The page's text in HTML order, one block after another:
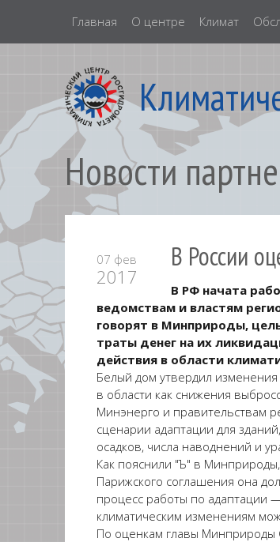
Главная О центре Климат
Новости
07 фев
2017
В России
В РФ начата
ведомствам и властям
говорят в Минприроды,
траты денег на их
действия в области
Белый дом утвердил
в области как снижения
Минэнерго и правительствам
сценарии адаптации для
осадков, числа наводнений и
Как пояснили "Ъ" в
Парижского соглашения она
процесс работы по адаптации
климатическим изменениям
По оценкам главы Минприроды